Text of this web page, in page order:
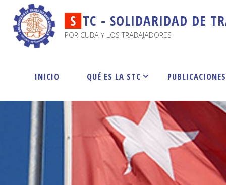
S TC - SOLIDARIDAD DE TR
POR CUBA Y LOS TRABAJADORES
INICIO QUÉ ES LA STC PUBLICACIONES